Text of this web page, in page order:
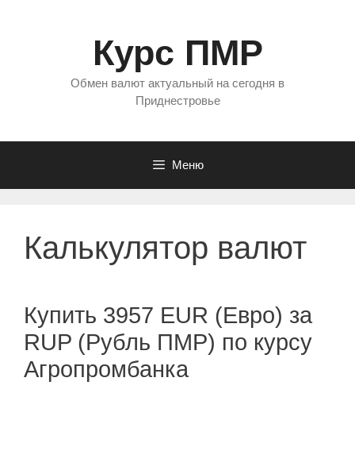
Курс ПМР
Обмен валют актуальный на сегодня в
Приднестровье
Меню
Калькулятор валют
Купить 3957 EUR (Евро) за
RUP (Рубль ПМР) по курсу
Агропромбанка